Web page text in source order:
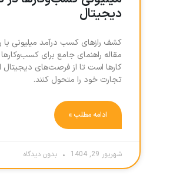
دیجیتال
کشف رازهای کسب درآمد میلیونی با
مقاله راهنمای جامع برای
کارها است تا از فرصت‌های دیجیتال
تجارت خود را متحول کنند.
ادامه مطلب »
شهریور 29, 1404 بدون دیدگاه